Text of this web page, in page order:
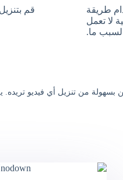
طريقة
لا تعمل
لسبب ما.
قم
بسهولة من تنزيل أي فيديو تريده.